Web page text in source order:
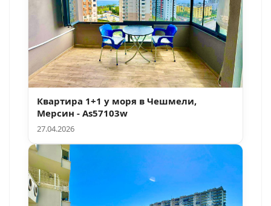
Квартира 1+1 у моря в Чешмели,
Мерсин - As57103w
27.04.2026